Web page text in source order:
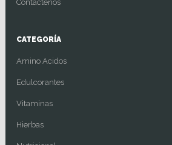
Contáctenos
CATEGORÍA
Amino Acidos
Edulcorantes
Vitaminas
Hierbas